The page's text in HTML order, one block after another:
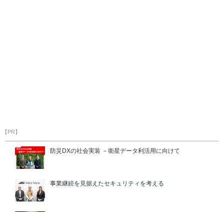
【PR】
防災DXの社会実装 －衛星データ利活用に向けて
事業継続を見据えたセキュリティを考える